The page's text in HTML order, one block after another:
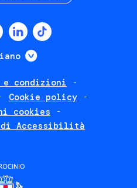
Mostra ulteriori
e condizioni
Cookie policy
cookies
di Accessibilità